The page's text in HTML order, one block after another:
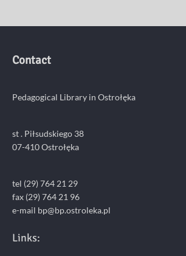
Contact
Pedagogical Library in Ostrołęka
st . Piłsudskiego 38
07-410 Ostrołęka
tel (29) 764 21 29
fax (29) 764 21 96
e-mail bp@bp.ostroleka.pl
Links: